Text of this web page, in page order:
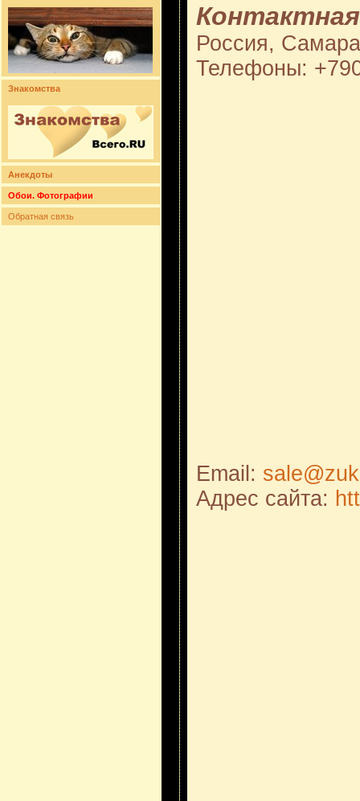
Знакомства
Анекдоты
Обои. Фотографии
Обратная связь
Россия,
Телефоны:
Email:
Адрес сайта: